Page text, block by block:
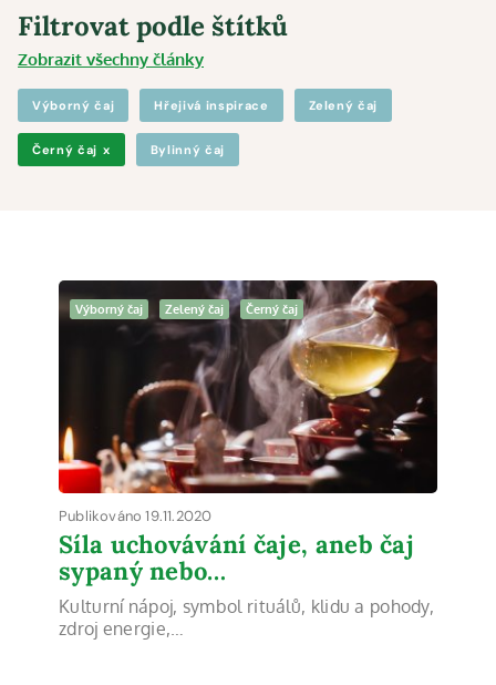
Filtrovat podle štítků
Zobrazit všechny články
Výborný čaj Hřejivá inspirace Zelený čaj
Černý čaj x Bylinný čaj
Výborný čaj Zelený čaj Černý čaj
Publikováno 19.11.2020
Síla uchovávání čaje, aneb čaj
sypaný nebo…
Kulturní nápoj, symbol rituálů, klidu a pohody,
zdroj energie,…